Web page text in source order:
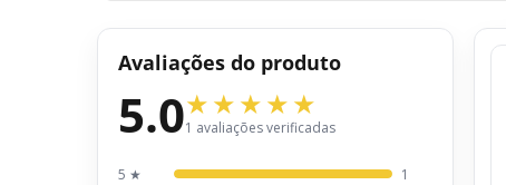
Avaliações do produto
5.01 avaliações verificadas
5 ★
1